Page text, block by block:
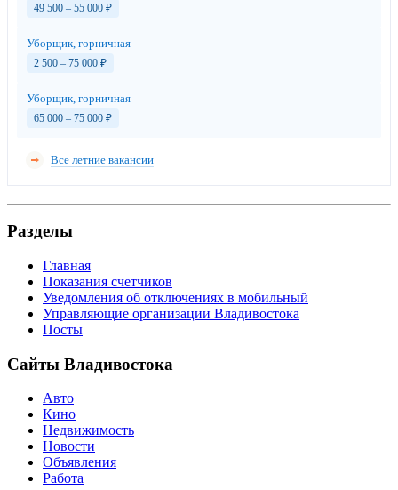
49 500 – 55 000 ₽
Уборщик, горничная
2 500 – 75 000 ₽
Уборщик, горничная
65 000 – 75 000 ₽
Все летние вакансии
Разделы
Главная
Показания счетчиков
Уведомления об отключениях в мобильный
Управляющие организации Владивостока
Посты
Сайты Владивостока
Авто
Кино
Недвижимость
Новости
Объявления
Работа